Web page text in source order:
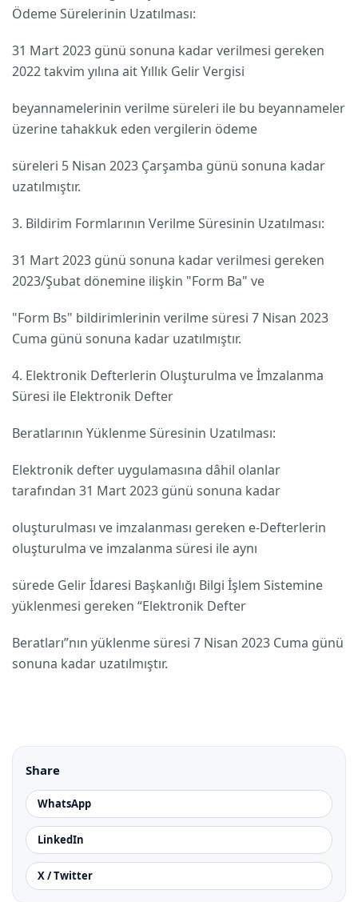
Ödeme Sürelerinin Uzatılması:
31 Mart 2023 günü sonuna kadar verilmesi gereken
2022 takvim yılına ait Yıllık Gelir Vergisi
beyannamelerinin verilme süreleri ile bu beyannameler
üzerine tahakkuk eden vergilerin ödeme
süreleri 5 Nisan 2023 Çarşamba günü sonuna kadar
uzatılmıştır.
3. Bildirim Formlarının Verilme Süresinin Uzatılması:
31 Mart 2023 günü sonuna kadar verilmesi gereken
2023/Şubat dönemine ilişkin "Form Ba" ve
"Form Bs" bildirimlerinin verilme süresi 7 Nisan 2023
Cuma günü sonuna kadar uzatılmıştır.
4. Elektronik Defterlerin Oluşturulma ve İmzalanma
Süresi ile Elektronik Defter
Beratlarının Yüklenme Süresinin Uzatılması:
Elektronik defter uygulamasına dâhil olanlar
tarafından 31 Mart 2023 günü sonuna kadar
oluşturulması ve imzalanması gereken e-Defterlerin
oluşturulma ve imzalanma süresi ile aynı
sürede Gelir İdaresi Başkanlığı Bilgi İşlem Sistemine
yüklenmesi gereken “Elektronik Defter
Beratları”nın yüklenme süresi 7 Nisan 2023 Cuma günü
sonuna kadar uzatılmıştır.
Share
WhatsApp
LinkedIn
X / Twitter